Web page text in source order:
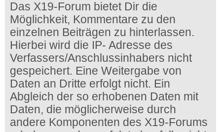
Das X19-Forum bietet Dir die
Möglichkeit, Kommentare zu den
einzelnen Beiträgen zu hinterlassen.
Hierbei wird die IP- Adresse des
Verfassers/Anschlussinhabers nicht
gespeichert. Eine Weitergabe von
Daten an Dritte erfolgt nicht. Ein
Abgleich der so erhobenen Daten mit
Daten, die möglicherweise durch
andere Komponenten des X19-Forums